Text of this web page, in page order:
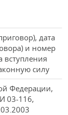
дата
и номер
вступления
силу
Федерации,
03-116,